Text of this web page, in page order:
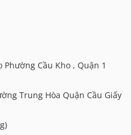
Cầu Kho , Quận 1
Trung Hòa Quận Cầu Giấy